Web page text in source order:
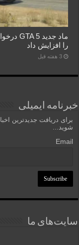
را افزایش داد
3 هفته قبل
خبرنامه ایمیلی
برای دریافت جدیدترین
شوید...
Email
سایت‌های ما